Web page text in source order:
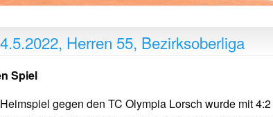
Herren 55, Bezirksoberliga
Spiel
gegen den TC Olympia Lorsch wurde mit